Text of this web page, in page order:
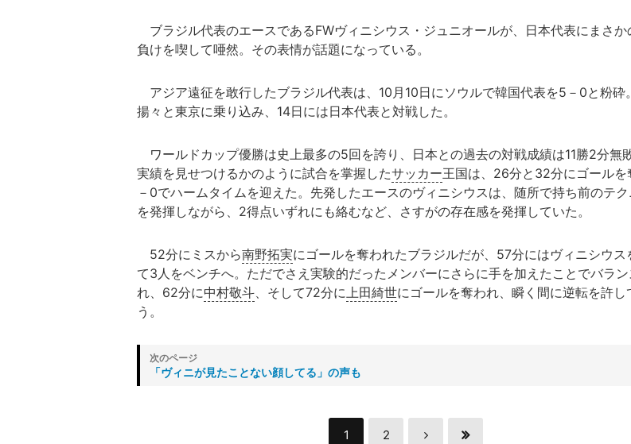
ブラジル代表のエースであるFWヴィニシウス・ジュニオールが、日本代表にまさか
負けを喫して唖然。その表情が話題になっている。
アジア遠征を敢行したブラジル代表は、10月10日にソウルで韓国代表を5－0と粉砕
揚々と東京に乗り込み、14日には日本代表と対戦した。
ワールドカップ優勝は史上最多の5回を誇り、日本との過去の対戦成績は11勝2分無
実績を見せつけるかのように試合を掌握したサッカー王国は、26分と32分にゴールを
－0でハームタイムを迎えた。先発したエースのヴィニシウスは、随所で持ち前のテク
を発揮しながら、2得点いずれにも絡むなど、さすがの存在感を発揮していた。
52分にミスから南野拓実にゴールを奪われたブラジルだが、57分にはヴィニシウス
て3人をベンチへ。ただでさえ実験的だったメンバーにさらに手を加えたことでバラ
れ、62分に中村敬斗、そして72分に上田綺世にゴールを奪われ、瞬く間に逆転を許し
う。
「ヴィニが見たことない顔してる」の声も
1 2